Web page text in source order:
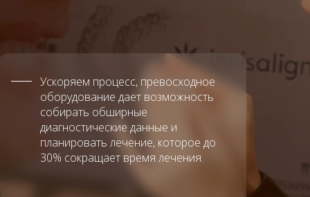
Ускоряем процесс, превосходное
оборудование дает возможность
собирать обширные
диагностические данные и
планировать лечение, которое до
30% сокращает время лечения.